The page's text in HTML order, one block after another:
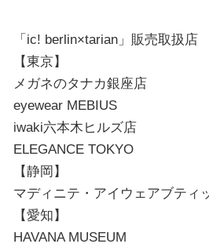
「ic! berlin×tarian」販売取扱店
【東京】
メガネのタナカ銀座店
eyewear MEBIUS
iwaki六本木ヒルズ店
ELEGANCE TOKYO
【静岡】
マディニテ・アイウェアブティ
【愛知】
HAVANA MUSEUM